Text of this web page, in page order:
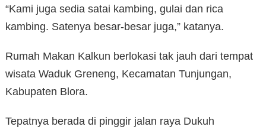
“Kami juga sedia satai kambing, gulai dan rica
kambing. Satenya besar-besar juga,” katanya.
Rumah Makan Kalkun berlokasi tak jauh dari tempat
wisata Waduk Greneng, Kecamatan Tunjungan,
Kabupaten Blora.
Tepatnya berada di pinggir jalan raya Dukuh